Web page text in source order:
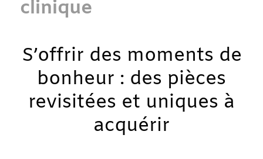
clinique
S’offrir des moments de
bonheur : des pièces
revisitées et uniques à
acquérir